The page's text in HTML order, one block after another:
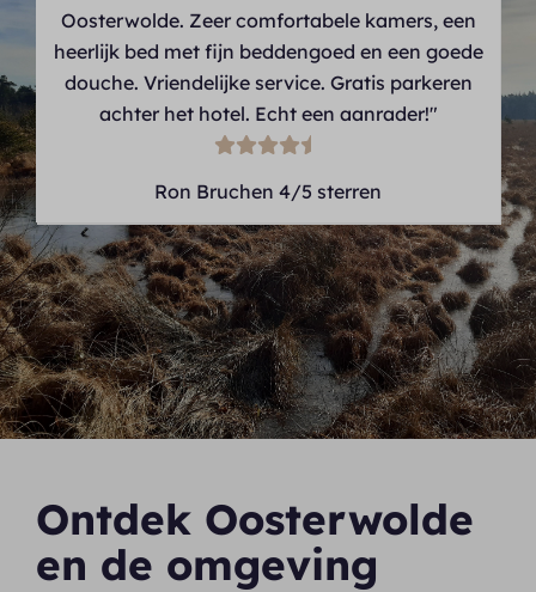
Oosterwolde. Zeer comfortabele kamers, een
heerlijk bed met fijn beddengoed en een goede
douche. Vriendelijke service. Gratis parkeren
achter het hotel. Echt een aanrader!"
Ron Bruchen 4/5 sterren
Ontdek Oosterwolde
en de omgeving